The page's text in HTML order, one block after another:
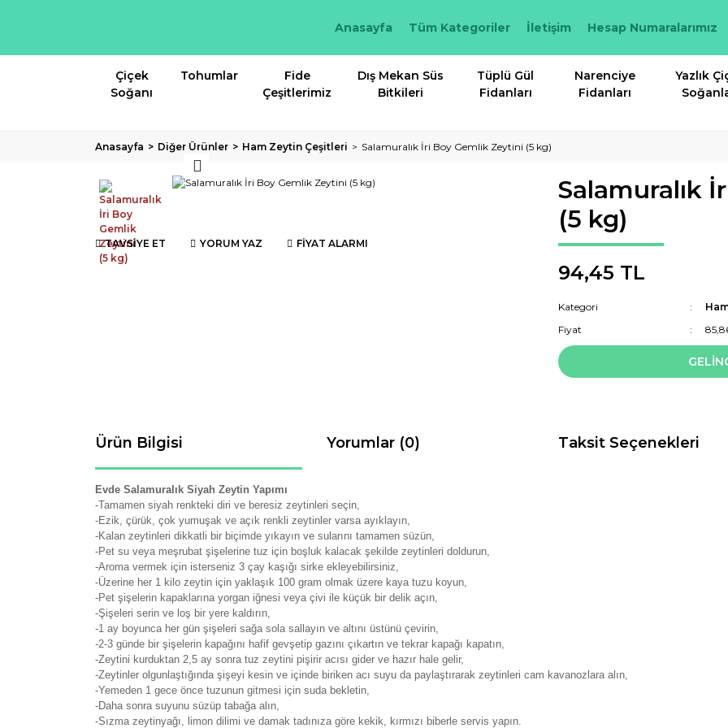
Anasayfa Tüm Kategoriler İletişim Hesap Numaralarımız
Çiçek
Soğanı
Tohumlar
Fide
Çeşitlerimiz
Dış Mekan Süs
Bitkileri
Tüplü Gül
Fidanları
Narenciye
Fidanları
Yazlık
Anasayfa Diğer Ürünler Ham Zeytin Çeşitleri Salamuralık İri Boy Gemlik Zeytini (5 kg)
TAVSİYE ET YORUM YAZ FİYAT ALARMI
Salamuralık
(5 kg)
94,45 TL
Kategori
Fiyat
Ürün Bilgisi Yorumlar (0) Taksit Seçenekleri
Evde Salamuralık Siyah Zeytin Yapımı
-Tamamen siyah renkteki diri ve beresiz zeytinleri seçin,
-Ezik, çürük, çok yumuşak ve açık renkli zeytinler varsa ayıklayın,
-Kalan zeytinleri dikkatli bir biçimde yıkayın ve sularını tamamen süzün,
-Pet su veya meşrubat şişelerine tuz için boşluk kalacak şekilde zeytinleri doldurun,
-Aroma vermek için isterseniz 3 çay kaşığı sirke ekleyebilirsiniz,
-Üzerine her 1 kilo zeytin için yaklaşık 100 gram olmak üzere kaya tuzu koyun,
-Pet şişelerin kapaklarına yorgan iğnesi veya çivi ile küçük bir delik açın,
-Şişeleri serin ve loş bir yere kaldırın,
-1 ay boyunca her gün şişeleri sağa sola sallayın ve altını üstünü çevirin,
-2-3 günde bir şişelerin kapağını hafif gevşetip gazını çıkartın ve tekrar kapağı kapatın,
-Zeytini kurduktan 2,5 ay sonra tuz zeytini pişirir acısı gider ve hazır hale gelir,
-Zeytinler olgunlaştığında şişeyi kesin ve içinde biriken acı suyu da paylaştırarak zeytinleri cam kavanozlara alın,
-Yemeden 1 gece önce tuzunun gitmesi için suda bekletin,
-Daha sonra suyunu süzüp tabağa alın,
-Sızma zeytinyağı, limon dilimi ve damak tadınıza göre kekik, kırmızı biberle servis yapın.